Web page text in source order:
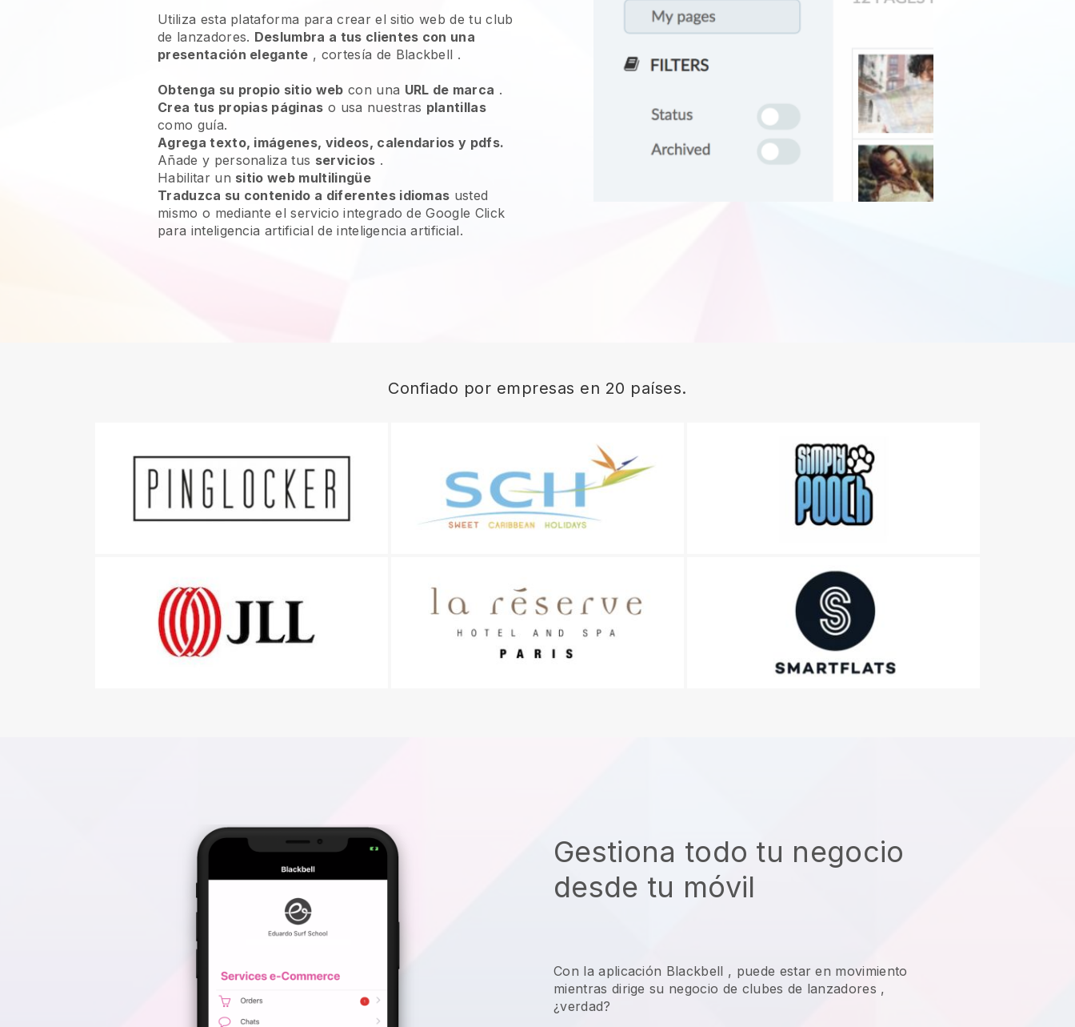
Utiliza esta plataforma para crear el sitio web de tu club
de lanzadores. Deslumbra a tus clientes con una
presentación elegante , cortesía de Blackbell .
Obtenga su propio sitio web con una URL de marca .
Crea tus propias páginas o usa nuestras plantillas
como guía.
Agrega texto, imágenes, videos, calendarios y pdfs.
Añade y personaliza tus servicios .
Habilitar un sitio web multilingüe
Traduzca su contenido a diferentes idiomas usted
mismo o mediante el servicio integrado de Google Click
para inteligencia artificial de inteligencia artificial.
Confiado por empresas en 20 países.
Gestiona todo tu negocio
desde tu móvil
Con la aplicación Blackbell , puede estar en movimiento
mientras dirige su negocio de clubes de lanzadores ,
¿verdad?